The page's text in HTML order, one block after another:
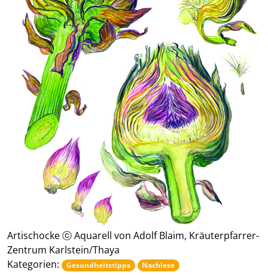
Artischocke ⓒ Aquarell von Adolf Blaim, Kräuterpfarrer-
Zentrum Karlstein/Thaya
Kategorien:
Gesundheitstipps Nachlese